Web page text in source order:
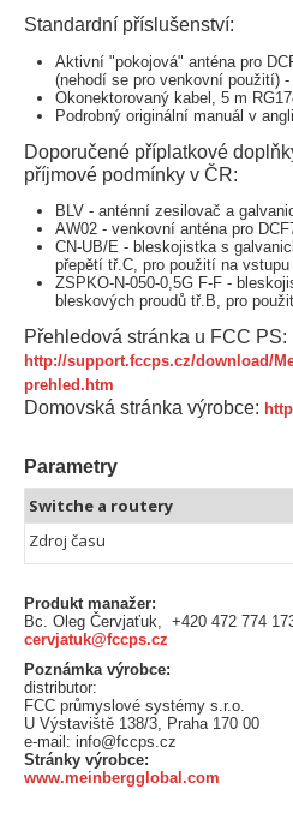
Standardní příslušenství:
Aktivní "pokojová" anténa pro
(nehodí se pro venkovní použití) -
Okonektorovaný kabel, 5 m
Podrobný originální manuál v
Doporučené příplatkové
příjmové podmínky v ČR:
BLV - anténní zesilovač a
AW02 - venkovní anténa pro
CN-UB/E - bleskojistka s
přepětí tř.C, pro použití na vstupu
ZSPKO-N-050-0,5G F-F -
bleskových proudů tř.B, pro
Přehledová stránka u FCC PS:
http://support.fccps.cz/download/
prehled.htm
Domovská stránka výrobce:
Parametry
Switche a routery
Zdroj času
Produkt manažer:
Bc. Oleg Červjaťuk, +420 472 774
cervjatuk@fccps.cz
Poznámka výrobce:
distributor:
FCC průmyslové systémy s.r.o.
U Výstaviště 138/3, Praha 170 00
e-mail: info@fccps.cz
Stránky výrobce:
www.meinbergglobal.com